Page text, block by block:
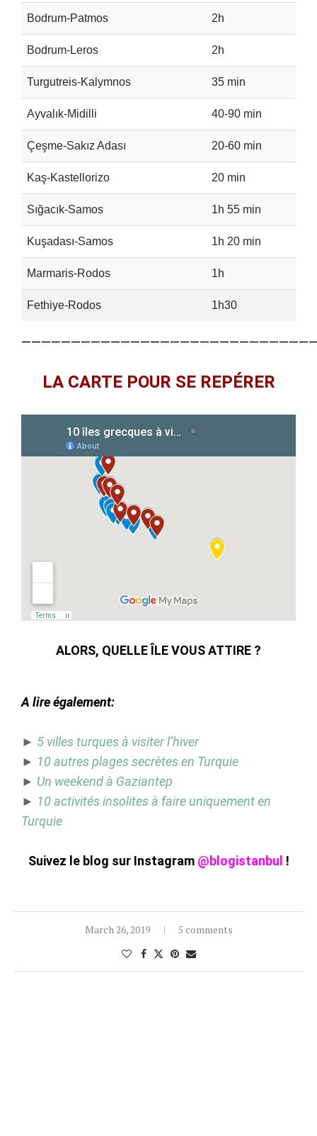
Bodrum-Patmos 2h
Bodrum-Leros 2h
Turgutreis-Kalymnos 35 min
Ayvalık-Midilli 40-90 min
Çeşme-Sakız Adası 20-60 min
Kaş-Kastellorizo 20 min
Sığacık-Samos 1h 55 min
Kuşadası-Samos 1h 20 min
Marmaris-Rodos 1h
Fethiye-Rodos 1h30
LA CARTE POUR SE REPÉRER
ALORS, QUELLE ÎLE VOUS ATTIRE ?
A lire également:
► 5 villes turques à visiter l’hiver
► 10 autres plages secrètes en Turquie
► Un weekend à Gaziantep
► 10 activités insolites à faire uniquement en
Turquie
Suivez le blog sur Instagram @blogistanbul !
March 26, 2019 5 comments